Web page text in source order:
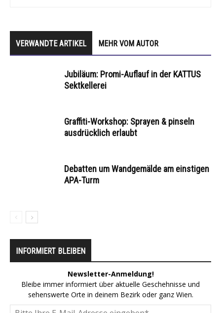
VERWANDTE ARTIKEL MEHR VOM AUTOR
Jubiläum: Promi-Auflauf in der KATTUS
Sektkellerei
Graffiti-Workshop: Sprayen & pinseln
ausdrücklich erlaubt
Debatten um Wandgemälde am einstigen
APA-Turm
INFORMIERT BLEIBEN
Newsletter-Anmeldung!
Bleibe immer informiert über aktuelle Geschehnisse und
sehenswerte Orte in deinem Bezirk oder ganz Wien.